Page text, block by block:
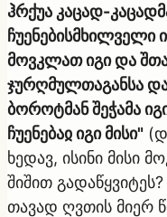
ჰრქუა კაცად-
ჩუენებისმხილველი
მოვკლათ იგი და
ჯურღმულთაგანსა
ბოროტმან შეჭამა
ჩუენებაჲ იგი მისი"
ხედავ, ისინი მისი
შიშით
თავად ღვთის მიერ